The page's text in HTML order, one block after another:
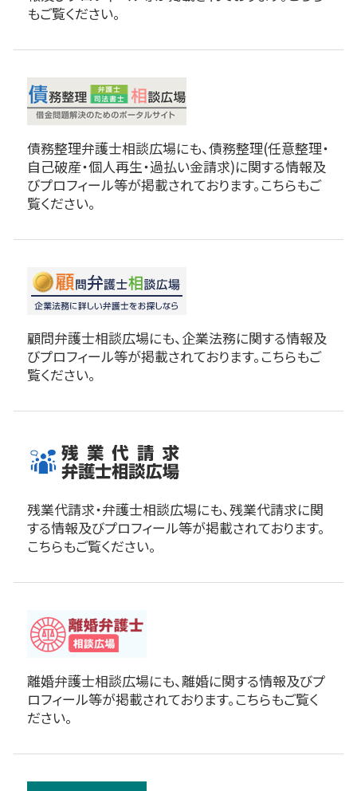
もご覧ください。
債務整理弁護士相談広場にも、債務整理(任意整理・
自己破産・個人再生・過払い金請求)に関する情報及
びプロフィール等が掲載されております。こちらもご
覧ください。
顧問弁護士相談広場にも、企業法務に関する情報及
びプロフィール等が掲載されております。こちらもご
覧ください。
残業代請求・弁護士相談広場にも、残業代請求に関
する情報及びプロフィール等が掲載されております。
こちらもご覧ください。
離婚弁護士相談広場にも、離婚に関する情報及びプ
ロフィール等が掲載されております。こちらもご覧く
ださい。